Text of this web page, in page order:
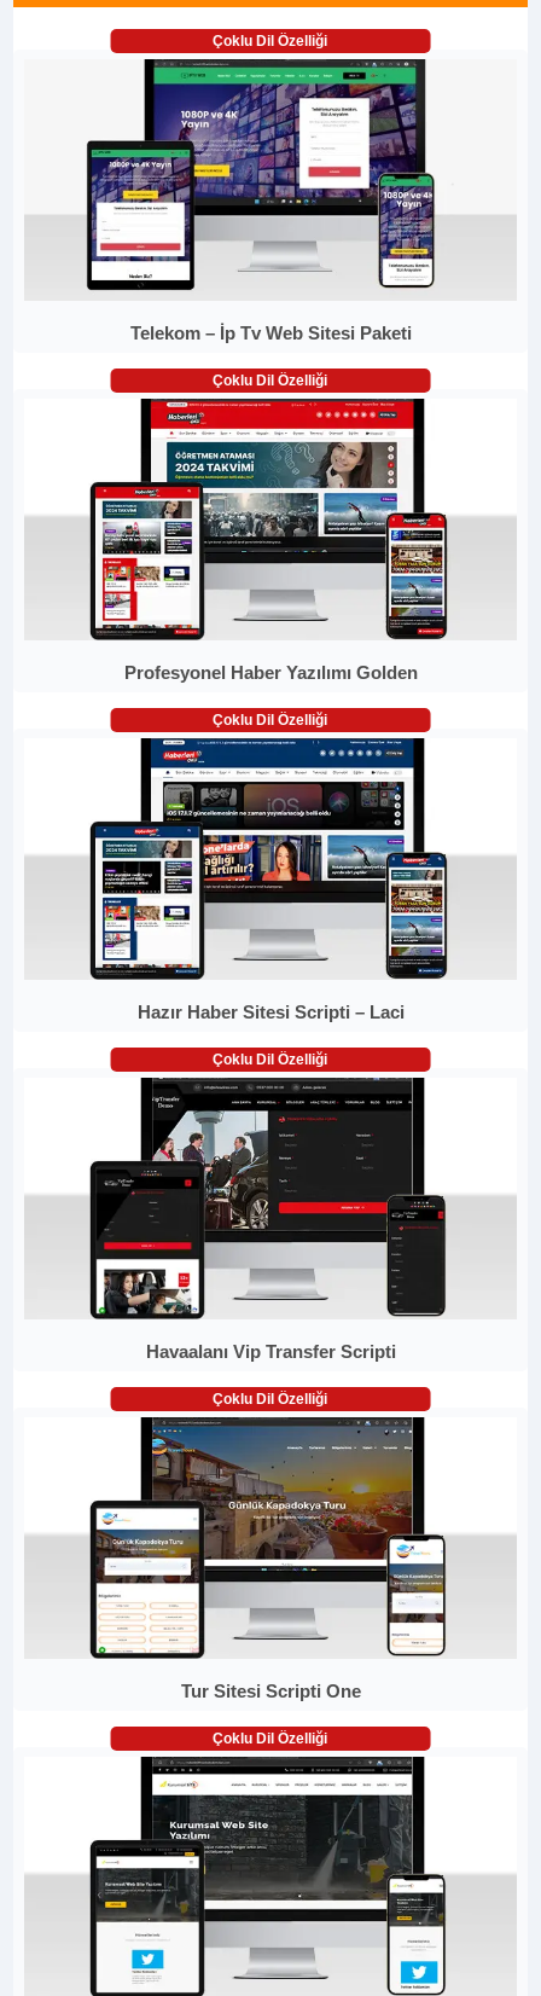
Çoklu Dil Özelliği
Telekom – İp Tv Web Sitesi Paketi
Çoklu Dil Özelliği
Profesyonel Haber Yazılımı Golden
Çoklu Dil Özelliği
Hazır Haber Sitesi Scripti – Laci
Çoklu Dil Özelliği
Havaalanı Vip Transfer Scripti
Çoklu Dil Özelliği
Tur Sitesi Scripti One
Çoklu Dil Özelliği